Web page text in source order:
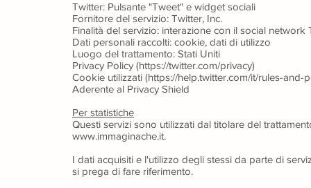
Twitter: Pulsante "Tweet" e widget sociali
Fornitore del servizio: Twitter, Inc.
Finalità del servizio: interazione con il social network
Dati personali raccolti: cookie, dati di utilizzo
Luogo del trattamento: Stati Uniti
Privacy Policy (https://twitter.com/privacy)
Cookie utilizzati (https://help.twitter.com/it/rules-and-
Aderente al Privacy Shield
Per statistiche
Questi servizi sono utilizzati dal titolare del
www.immaginache.it.
I dati acquisiti e l'utilizzo degli stessi da parte di
si prega di fare riferimento.